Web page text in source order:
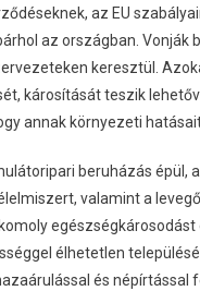
az EU
az országban.
keresztül.
károsítását teszik
annak környezeti
beruházás
valamint a
élhetetlen
és